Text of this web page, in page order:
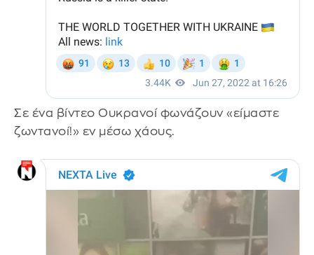
Σε ένα βίντεο Ουκρανοί φωνάζουν «είμαστε
ζωντανοί!» εν μέσω χάους.